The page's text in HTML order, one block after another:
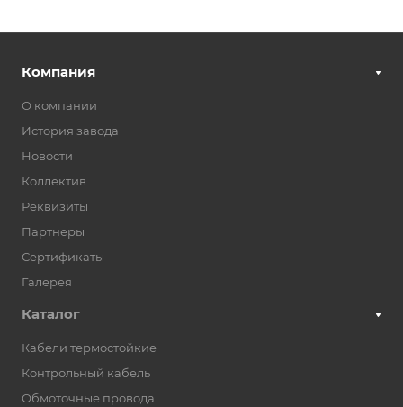
Компания
О компании
История завода
Новости
Коллектив
Реквизиты
Партнеры
Сертификаты
Галерея
Каталог
Кабели термостойкие
Контрольный кабель
Обмоточные провода